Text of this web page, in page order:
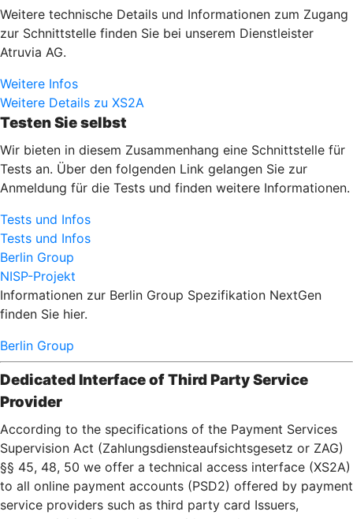
Weitere technische Details und Informationen zum Zugang
zur Schnittstelle finden Sie bei unserem Dienstleister
Atruvia AG.
Weitere Infos
Weitere Details zu XS2A
Testen Sie selbst
Wir bieten in diesem Zusammenhang eine Schnittstelle für
Tests an. Über den folgenden Link gelangen Sie zur
Anmeldung für die Tests und finden weitere Informationen.
Tests und Infos
Tests und Infos
Berlin Group
NISP-Projekt
Informationen zur Berlin Group Spezifikation NextGen
finden Sie hier.
Berlin Group
Dedicated Interface of Third Party Service
Provider
According to the specifications of the Payment Services
Supervision Act (Zahlungsdiensteaufsichtsgesetz or ZAG)
§§ 45, 48, 50 we offer a technical access interface (XS2A)
to all online payment accounts (PSD2) offered by payment
service providers such as third party card Issuers,